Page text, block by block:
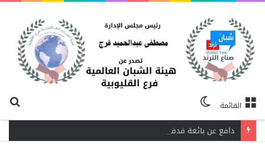
القائمة
المظلم